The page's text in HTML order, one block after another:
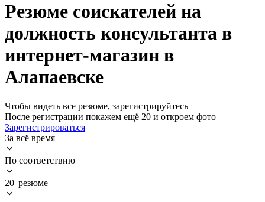
Резюме соискателей на
должность консультанта в
интернет-магазин в
Алапаевске
Чтобы видеть все резюме, зарегистрируйтесь
После регистрации покажем ещё 20 и откроем фото
Зарегистрироваться
За всё время
По соответствию
20 резюме